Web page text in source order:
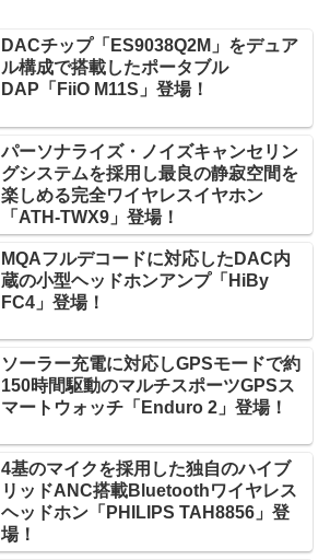
DACチップ「ES9038Q2M」をデュア
ル構成で搭載したポータブル
DAP「FiiO M11S」登場！
パーソナライズ・ノイズキャンセリン
グシステムを採用し最良の静寂空間を
楽しめる完全ワイヤレスイヤホン
「ATH-TWX9」登場！
MQAフルデコードに対応したDAC内
蔵の小型ヘッドホンアンプ「HiBy
FC4」登場！
ソーラー充電に対応しGPSモードで約
150時間駆動のマルチスポーツGPSス
マートウォッチ「Enduro 2」登場！
4基のマイクを採用した独自のハイブ
リッドANC搭載Bluetoothワイヤレス
ヘッドホン「PHILIPS TAH8856」登
場！